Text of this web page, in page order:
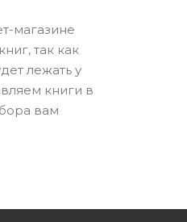
магазине
так как
лежать у
книги в
вам